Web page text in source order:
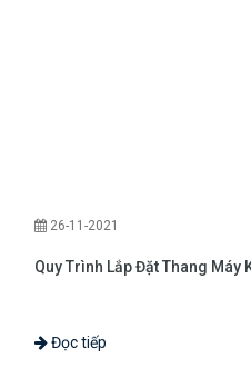
26-11-2021
Quy Trình Lắp Đặt Thang Máy
Đọc tiếp